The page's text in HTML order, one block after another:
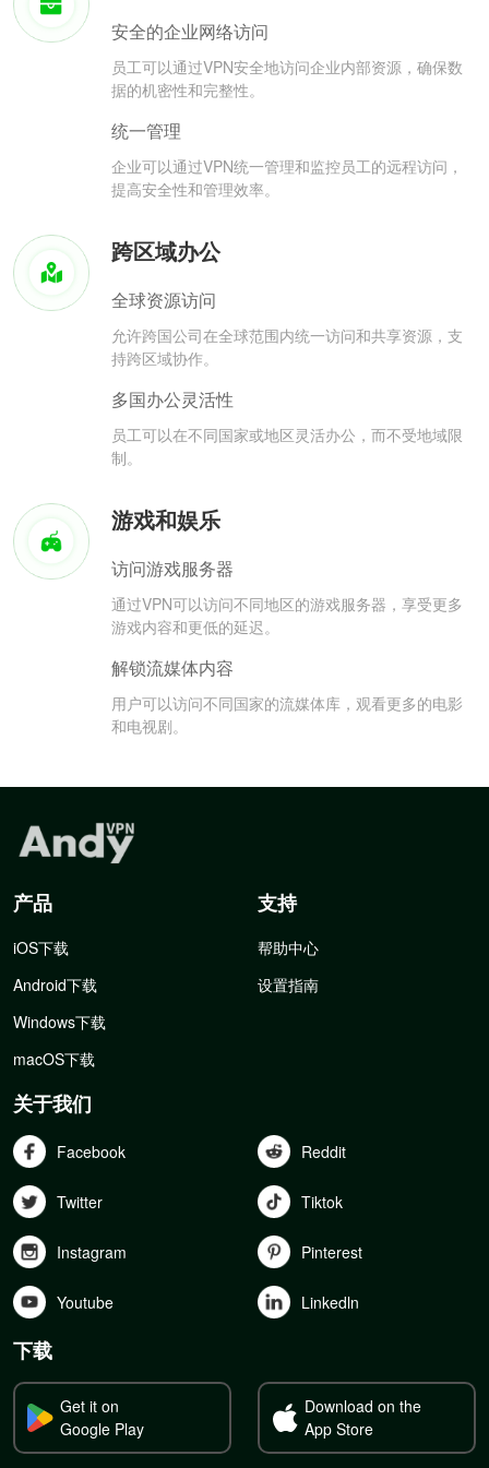
安全的企业网络访问
员工可以通过VPN安全地访问企业内部资源，确保数
据的机密性和完整性。
统一管理
企业可以通过VPN统一管理和监控员工的远程访问，
提高安全性和管理效率。
跨区域办公
全球资源访问
允许跨国公司在全球范围内统一访问和共享资源，支
持跨区域协作。
多国办公灵活性
员工可以在不同国家或地区灵活办公，而不受地域限
制。
游戏和娱乐
访问游戏服务器
通过VPN可以访问不同地区的游戏服务器，享受更多
游戏内容和更低的延迟。
解锁流媒体内容
用户可以访问不同国家的流媒体库，观看更多的电影
和电视剧。
产品
iOS下载
Android下载
Windows下载
macOS下载
支持
帮助中心
设置指南
关于我们
Facebook Reddit
Twitter Tiktok
Instagram Pinterest
Youtube Linkedln
下载
Get it on
Google Play
Download on the
App Store